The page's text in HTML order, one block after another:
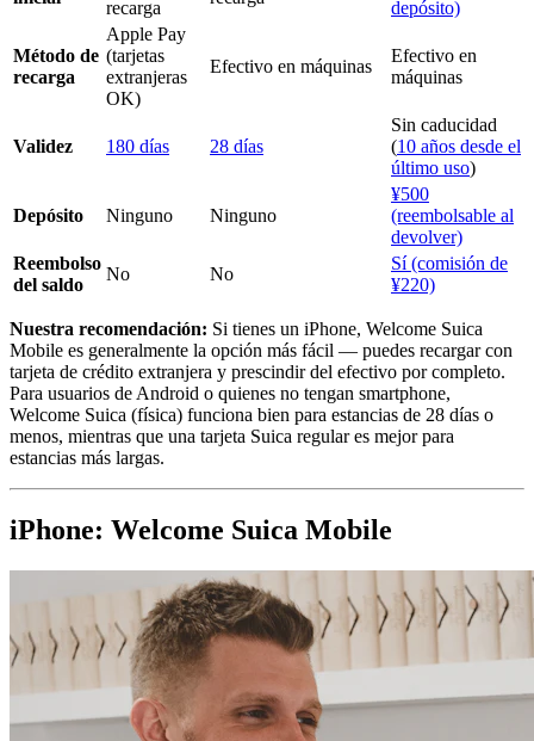
recarga depósito)
Método de
recarga
Apple Pay
(tarjetas
extranjeras
OK)
Efectivo en máquinas
Efectivo en
máquinas
Validez 180 días 28 días
Sin caducidad
(10 años desde el
último uso)
Depósito Ninguno Ninguno
¥500
(reembolsable al
devolver)
Reembolso
del saldo
No No
Sí (comisión de
¥220)
Nuestra recomendación: Si tienes un iPhone, Welcome Suica
Mobile es generalmente la opción más fácil — puedes recargar con
tarjeta de crédito extranjera y prescindir del efectivo por completo.
Para usuarios de Android o quienes no tengan smartphone,
Welcome Suica (física) funciona bien para estancias de 28 días o
menos, mientras que una tarjeta Suica regular es mejor para
estancias más largas.
iPhone: Welcome Suica Mobile